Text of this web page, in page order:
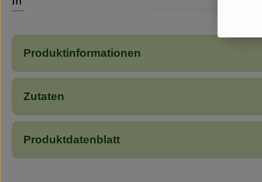
Produktinformationen
Zutaten
Produktdatenblatt